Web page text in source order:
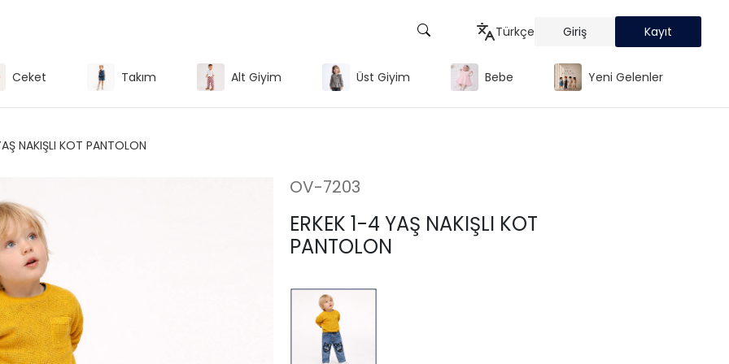
Türkçe Giriş Kayıt
Ceket Takım Alt Giyim Üst Giyim Bebe Yeni Gelenler
NAKIŞLI KOT PANTOLON
OV-7203
ERKEK 1-4 YAŞ NAKIŞLI KOT
PANTOLON